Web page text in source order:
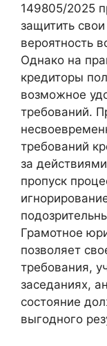
149805/2025
защитить
вероятность
Однако на
кредиторы
возможное
требований.
требований
за
пропуск
Грамотное
позволяет
требования,
заседаниях,
состояние
выгодного